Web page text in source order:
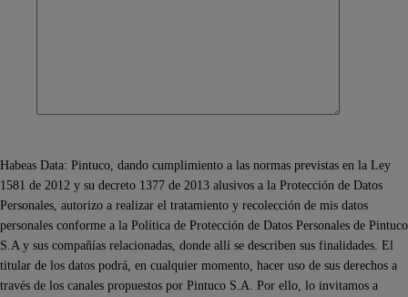
Habeas Data: Pintuco, dando cumplimiento a las normas previstas en la Ley
1581 de 2012 y su decreto 1377 de 2013 alusivos a la Protección de Datos
Personales, autorizo a realizar el tratamiento y recolección de mis datos
personales conforme a la Política de Protección de Datos Personales de Pintuco
S.A y sus compañías relacionadas, donde allí se describen sus finalidades. El
titular de los datos podrá, en cualquier momento, hacer uso de sus derechos a
través de los canales propuestos por Pintuco S.A. Por ello, lo invitamos a